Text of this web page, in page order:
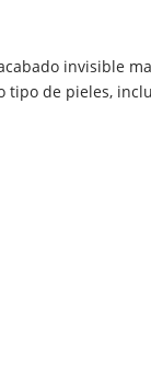
invisible
tipo de pieles,